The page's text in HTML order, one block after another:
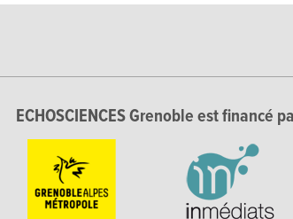
ECHOSCIENCES Grenoble est financé